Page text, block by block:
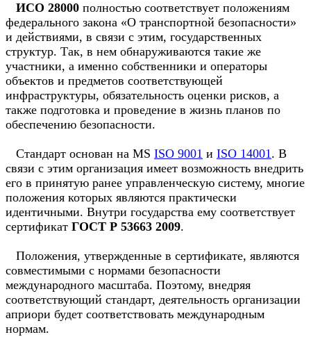
ИСО 28000 полностью соответствует положениям
федерального закона «О транспортной безопасности»
и действиями, в связи с этим, государственных
структур. Так, в нем обнаруживаются такие же
участники, а именно собственники и операторы
объектов и предметов соответствующей
инфраструктуры, обязательность оценки рисков, а
также подготовка и проведение в жизнь планов по
обеспечению безопасности.
Стандарт основан на MS ISO 9001 и ISO 14001. В
связи с этим организация имеет возможность внедрить
его в принятую ранее управленческую систему, многие
положения которых являются практически
идентичными. Внутри государства ему соответствует
сертификат ГОСТ Р 53663 2009.
Положения, утвержденные в сертификате, являются
совместимыми с нормами безопасности
международного масштаба. Поэтому, внедряя
соответствующий стандарт, деятельность организации
априори будет соответствовать международным
нормам.